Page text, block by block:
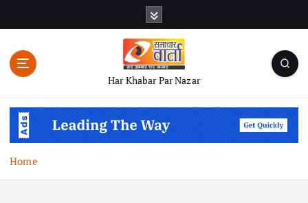
n
Har Khabar Par Nazar
Home